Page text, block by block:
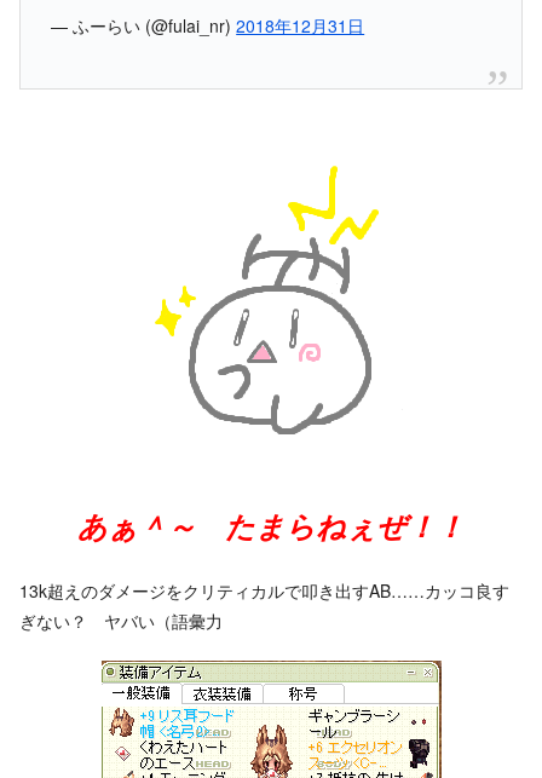
— ふーらい (@fulai_nr)2018年12月31日
あぁ＾～ たまらねぇぜ！！
13k超えのダメージをクリティカルで叩き出すAB……カッコ良す
ぎない？ ヤバい（語彙力